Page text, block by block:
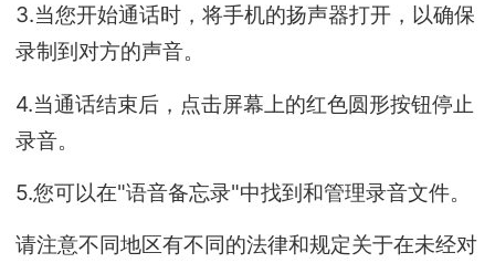
3.当您开始通话时，将手机的扬声器打开，以确保
录制到对方的声音。
4.当通话结束后，点击屏幕上的红色圆形按钮停止
录音。
5.您可以在"语音备忘录"中找到和管理录音文件。
请注意不同地区有不同的法律和规定关于在未经对